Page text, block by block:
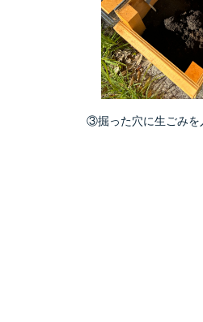
③掘った穴に生ごみを